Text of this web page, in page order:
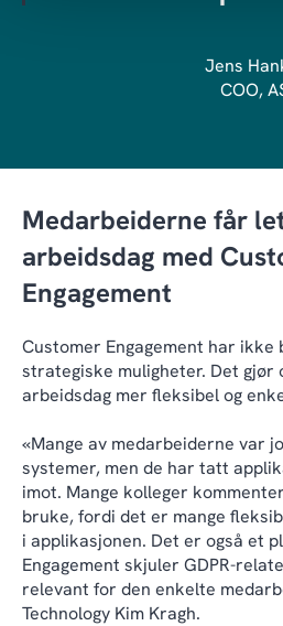
Jens
COO,
Medarbeiderne får
arbeidsdag med
Engagement
Customer Engagement har
strategiske muligheter. Det gjør
arbeidsdag mer fleksibel og
«Mange av medarbeiderne var
systemer, men de har tatt
imot. Mange kolleger
bruke, fordi det er mange
i applikasjonen. Det er også et
Engagement skjuler GDPR-
relevant for den enkelte
Technology Kim Kragh.